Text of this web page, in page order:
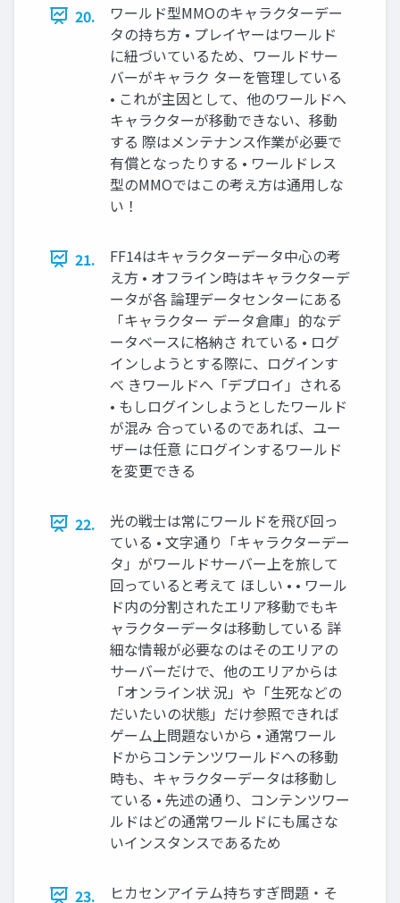
20.
ワールド型MMOのキャラクターデー
タの持ち方 • プレイヤーはワールド
に紐づいているため、ワールドサー
バーがキャラク ターを管理している
• これが主因として、他のワールドへ
キャラクターが移動できない、移動
する 際はメンテナンス作業が必要で
有償となったりする • ワールドレス
型のMMOではこの考え方は通用しな
い！
21.
FF14はキャラクターデータ中心の考
え方 • オフライン時はキャラクターデ
ータが各 論理データセンターにある
「キャラクター データ倉庫」的なデ
ータベースに格納さ れている • ログ
インしようとする際に、ログインす
べ きワールドへ「デプロイ」される
• もしログインしようとしたワールド
が混み 合っているのであれば、ユー
ザーは任意 にログインするワールド
を変更できる
22.
光の戦士は常にワールドを飛び回っ
ている • 文字通り「キャラクターデー
タ」がワールドサーバー上を旅して
回っていると考えて ほしい • • ワール
ド内の分割されたエリア移動でもキ
ャラクターデータは移動している 詳
細な情報が必要なのはそのエリアの
サーバーだけで、他のエリアからは
「オンライン状 況」や「生死などの
だいたいの状態」だけ参照できれば
ゲーム上問題ないから • 通常ワール
ドからコンテンツワールドへの移動
時も、キャラクターデータは移動し
ている • 先述の通り、コンテンツワー
ルドはどの通常ワールドにも属さな
いインスタンスであるため
23.
ヒカセンアイテム持ちすぎ問題・そ